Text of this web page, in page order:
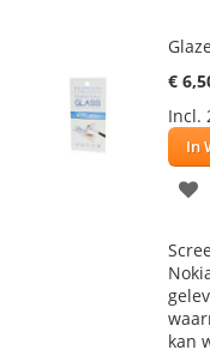
€
Incl.
In
kan